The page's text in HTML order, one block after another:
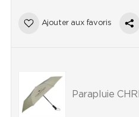
Ajouter aux favoris
Parapluie